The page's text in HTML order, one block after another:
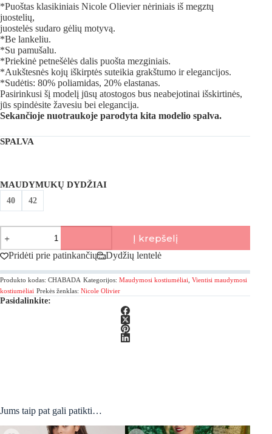
*Puoštas klasikiniais Nicole Olievier nėriniais iš megztų
juostelių,
juostelės sudaro gėlių motyvą.
*Be lankeliu.
*Su pamušalu.
*Priekinė petnešėlės dalis puošta mezginiais.
*Aukštesnės kojų iškirptės suteikia grakštumo ir elegancijos.
*Sudėtis: 80% poliamidas, 20% elastanas.
Pasirinkusi šį modelį jūsų atostogos bus neabejotinai išskirtinės,
jūs spindėsite žavesiu bei elegancija.
Sekančioje nuotraukoje parodyta kita modelio spalva.
SPALVA
MAUDYMUKŲ DYDŽIAI
40 42
produkto
kiekis:
Nicole
Olivier,
Brodes
Vientisas
maudymosi
kostiumėlis
Į krepšelį
Pridėti prie patinkančių Dydžių lentelė
Produkto kodas: CHABADA Kategorijos: Maudymosi kostiumėliai Vientisi maudymosi
kostiumėliai Prekės ženklas: Nicole Olivier
Pasidalinkite:
Jums taip pat gali patikti…